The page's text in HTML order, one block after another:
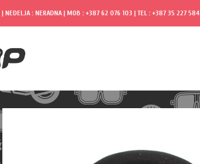
: NERADNA | MOB : +387 62 076 103 | TEL : +387 35 227 584